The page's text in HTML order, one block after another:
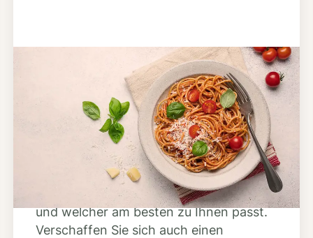
Schritt 2
Anbieter finden
Nutzen Sie unsere große Mahlzeiten-
Dienst-Suche, um herauszufinden,
welche Anbieter es in Ihrer Region gibt
und welcher am besten zu Ihnen passt.
Verschaffen Sie sich auch einen